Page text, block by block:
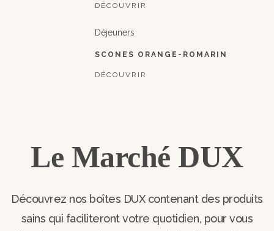
DÉCOUVRIR
Déjeuners
SCONES ORANGE-ROMARIN
DÉCOUVRIR
Le Marché DUX
Découvrez nos boîtes DUX contenant des produits
sains qui faciliteront votre quotidien, pour vous